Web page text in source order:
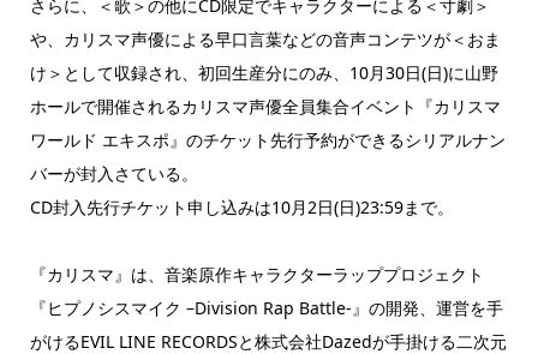
さらに、＜歌＞の他にCD限定でキャラクターによる＜寸劇＞
や、カリスマ声優による早口言葉などの音声コンテツが＜おま
け＞として収録され、初回生産分にのみ、10月30日(日)に山野
ホールで開催されるカリスマ声優全員集合イベント『カリスマ
ワールド エキスポ』のチケット先行予約ができるシリアルナン
バーが封入さている。
CD封入先行チケット申し込みは10月2日(日)23:59まで。
『カリスマ』は、音楽原作キャラクターラッププロジェクト
『ヒプノシスマイク –Division Rap Battle-』の開発、運営を手
がけるEVIL LINE RECORDSと株式会社Dazedが手掛ける二次元